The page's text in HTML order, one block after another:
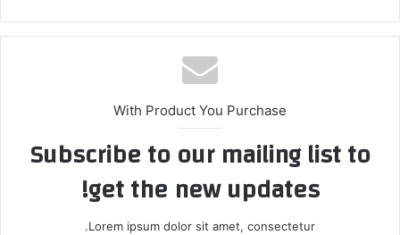
With Product You Purchase
Subscribe to our mailing list to
get the new updates!
Lorem ipsum dolor sit amet, consectetur.